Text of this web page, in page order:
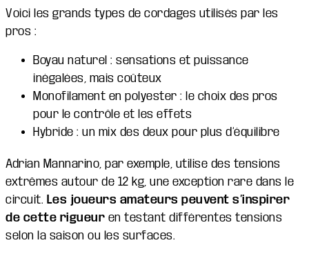
Voici les grands types de cordages utilisés par les
pros :
Boyau naturel : sensations et puissance
inégalées, mais coûteux
Monofilament en polyester : le choix des pros
pour le contrôle et les effets
Hybride : un mix des deux pour plus d’équilibre
Adrian Mannarino, par exemple, utilise des tensions
extrêmes autour de 12 kg, une exception rare dans le
circuit. Les joueurs amateurs peuvent s’inspirer
de cette rigueur en testant différentes tensions
selon la saison ou les surfaces.